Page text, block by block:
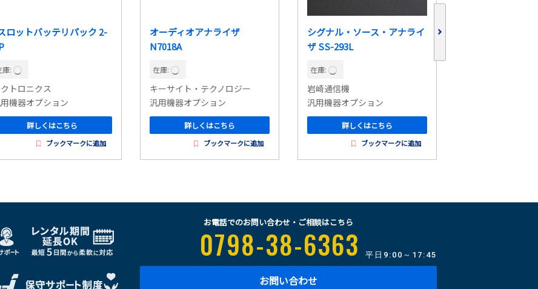
ロットバッテリパック 2-
庫:
トロニクス
機器オプション
詳しくはこちら
ブックマークに追加
オーディオアナライザ
N7018A
在庫:
キーサイト・テクノロジー
汎用機器オプション
詳しくはこちら
ブックマークに追加
シグナル・ソース・アナライ
ザ SS-293L
在庫:
岩崎通信機
汎用機器オプション
詳しくはこちら
ブックマークに追加
お電話でのお問い合わせ・ご相談はこちら
0798-38-6363 平日 9:00～17:45
お問い合わせ